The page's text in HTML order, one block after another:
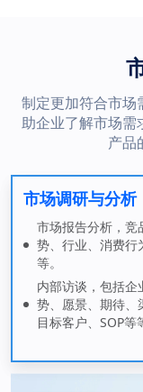
制定更加符合市场
助企业了解市场需
产品
市场调研与分析
市场报告分析，竞
势、行业、消费行
等。
内部访谈，包括企
势、愿景、期待、
目标客户、SOP等